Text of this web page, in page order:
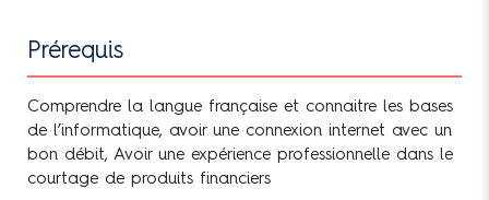
Prérequis
Comprendre la langue française et connaitre les bases
de l’informatique, avoir une connexion internet avec un
bon débit, Avoir une expérience professionnelle dans le
courtage de produits financiers